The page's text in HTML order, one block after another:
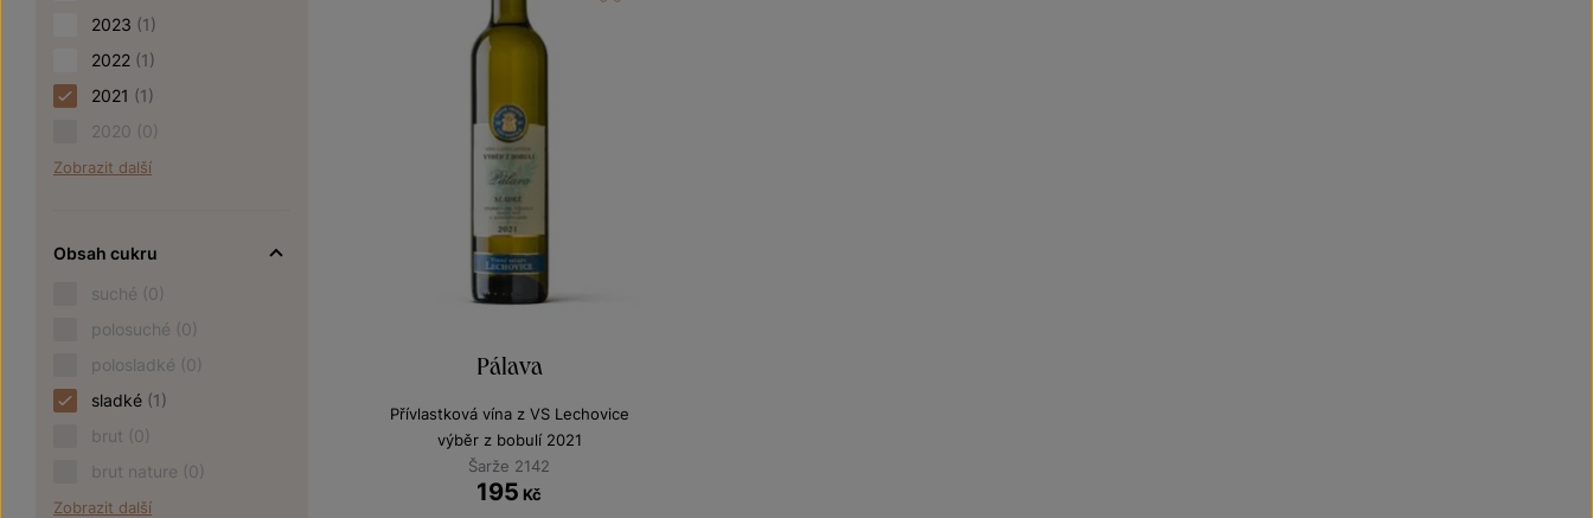
2023 (1)
2022 (1)
2021 (1)
2020 (0)
Zobrazit další
Obsah cukru
suché (0)
polosuché (0)
polosladké (0)
sladké (1)
brut (0)
brut nature (0)
Zobrazit další
Pálava
Přívlastková vína z VS Lechovice
výběr z bobulí 2021
Šarže 2142
195 Kč